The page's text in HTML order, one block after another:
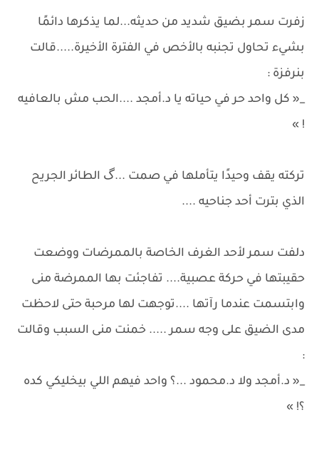
زفرت سمر بضيق شديد من حديثه...لما يذكرها دائمًا
بشيء تحاول تجنبه بالأخص في الفترة الأخيرة.....قالت
بنرفزة :
_« كل واحد حر في حياته يا د.أمجد ....الحب مش بالعافيه
! »
تركته يقف وحيدًا يتأملها في صمت ...گ الطائر الجريح
الذي بترت أحد جناحيه ....
دلفت سمر لأحد الغرف الخاصة بالممرضات ووضعت
حقيبتها في حركة عصبية.... تفاجئت بها الممرضة منى
وابتسمت عندما رآتها ....توجهت لها مرحبة حتى لاحظت
مدى الضيق على وجه سمر ..... خمنت منى السبب وقالت
:
_« د.أمجد ولا د.محمود ...؟ واحد فيهم اللي بيخليكي كده
؟! »